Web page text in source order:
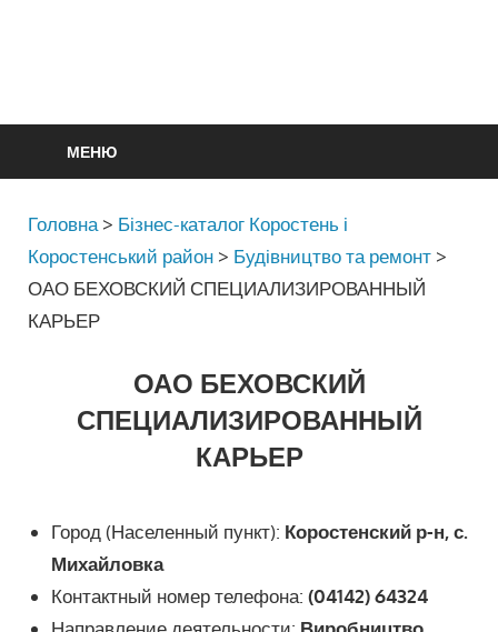
МЕНЮ
Головна > Бізнес-каталог Коростень і
Коростенський район > Будівництво та ремонт >
ОАО БЕХОВСКИЙ СПЕЦИАЛИЗИРОВАННЫЙ
КАРЬЕР
ОАО БЕХОВСКИЙ
СПЕЦИАЛИЗИРОВАННЫЙ
КАРЬЕР
Город (Населенный пункт): Коростенский р-н, с.
Михайловка
Контактный номер телефона: (04142) 64324